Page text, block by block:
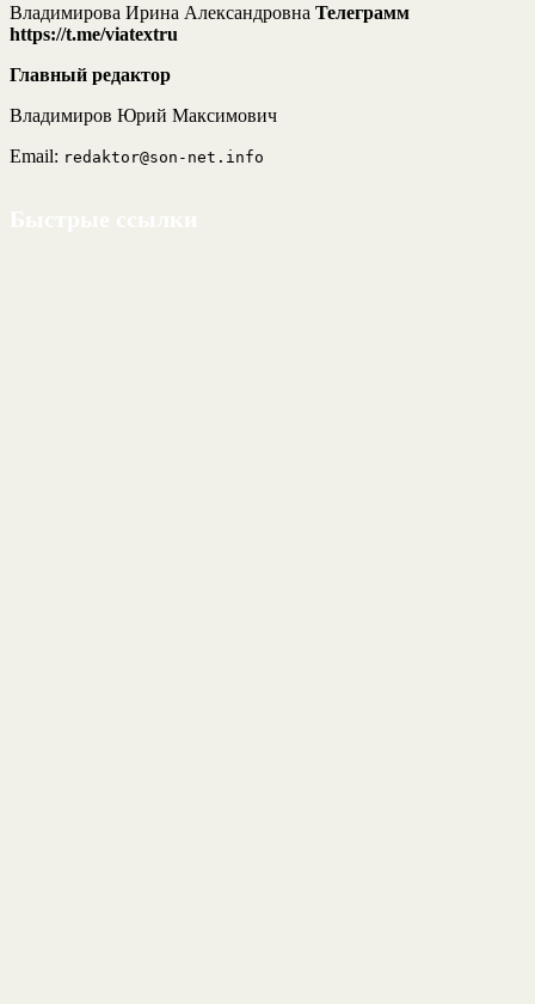
Владимирова Ирина Александровна Телеграмм
https://t.me/viatextru
Главный редактор
Владимиров Юрий Максимович
Email: redaktor@son-net.info